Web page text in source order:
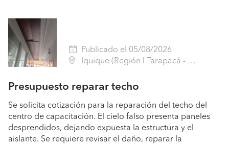
Publicado el 05/08/2026
Iquique (Región I Tarapacá - Iquique)
Presupuesto reparar techo
Se solicita cotización para la reparación del techo del
centro de capacitación. El cielo falso presenta paneles
desprendidos, dejando expuesta la estructura y el
aislante. Se requiere revisar el daño, reparar la